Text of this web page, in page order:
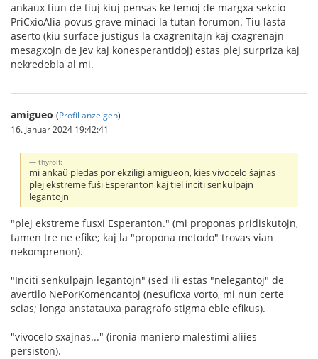
ankaux tiun de tiuj kiuj pensas ke temoj de margxa sekcio
PriCxioAlia povus grave minaci la tutan forumon. Tiu lasta
aserto (kiu surface justigus la cxagrenitajn kaj cxagrenajn
mesagxojn de Jev kaj konesperantidoj) estas plej surpriza kaj
nekredebla al mi.
amigueo (Profil anzeigen)
16. Januar 2024 19:42:41
thyrolf:
mi ankaŭ pledas por ekziligi amigueon, kies vivocelo ŝajnas
plej ekstreme fuŝi Esperanton kaj tiel inciti senkulpajn
legantojn
"plej ekstreme fusxi Esperanton." (mi proponas pridiskutojn,
tamen tre ne efike; kaj la "propona metodo" trovas vian
nekomprenon).
"Inciti senkulpajn legantojn" (sed ili estas "nelegantoj" de
avertilo NePorKomencantoj (nesuficxa vorto, mi nun certe
scias; longa anstatauxa paragrafo stigma eble efikus).
"vivocelo sxajnas..." (ironia maniero malestimi aliies
persiston).